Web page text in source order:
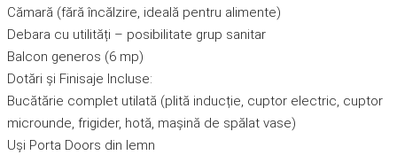
Cămară (fără încălzire, ideală pentru alimente)
Debara cu utilități – posibilitate grup sanitar
Balcon generos (6 mp)
Dotări și Finisaje Incluse:
Bucătărie complet utilată (plită inducție, cuptor electric, cuptor
microunde, frigider, hotă, mașină de spălat vase)
Uși Porta Doors din lemn